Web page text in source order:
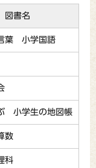
図書名
葉 小学国語
小学生の地図帳
数
科